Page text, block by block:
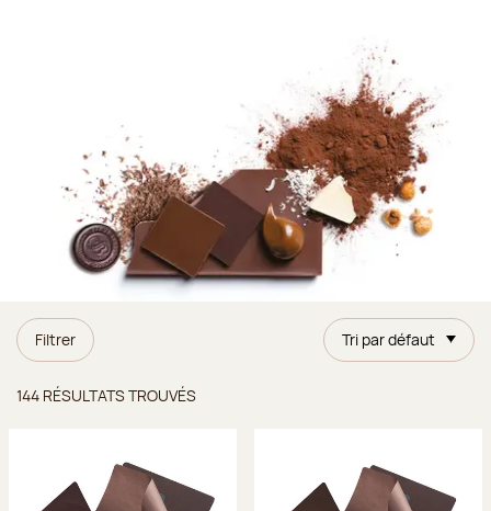
Filtrer Tri par défaut
144 RÉSULTATS TROUVÉS